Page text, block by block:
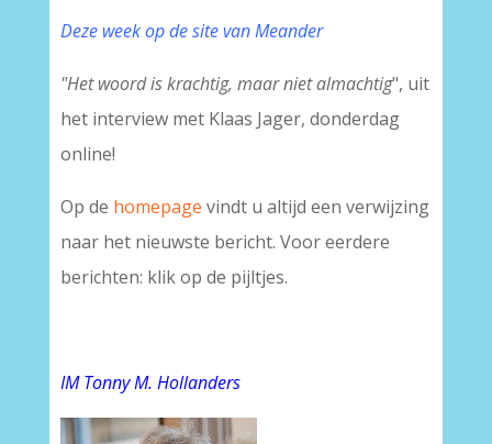
Deze week op de site van Meander
"Het woord is krachtig, maar niet almachtig", uit
het interview met Klaas Jager, donderdag
online!
Op de homepage vindt u altijd een verwijzing
naar het nieuwste bericht. Voor eerdere
berichten: klik op de pijltjes.
IM Tonny M. Hollanders